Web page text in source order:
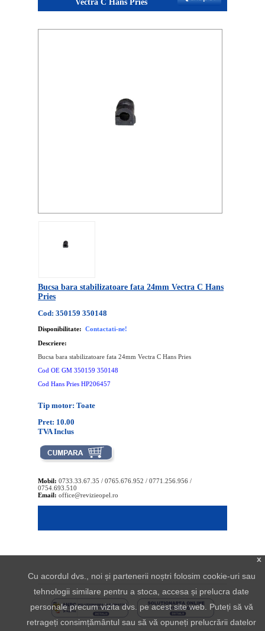
Vectra C Hans Pries
Bucsa bara stabilizatoare fata 24mm Vectra C Hans
Pries
Cod: 350159 350148
Disponibilitate: Contactati-ne!
Descriere:
Bucsa bara stabilizatoare fata 24mm Vectra C Hans Pries
Cod OE GM 350159 350148
Cod Hans Pries HP206457
Tip motor: Toate
Pret: 10.00
TVA Inclus
Mobil: 0733.33.67.35 / 0765.676.952 / 0771.256.956 /
0754.693.510
Email: office@revizieopel.ro
x
Cu acordul dvs., noi și partenerii noștri folosim cookie-uri sau
tehnologii similare pentru a stoca, accesa și prelucra date
personale precum vizita dvs. pe acest site web. Puteți să vă
retrageți consimțământul sau să vă opuneți prelucrării datelor